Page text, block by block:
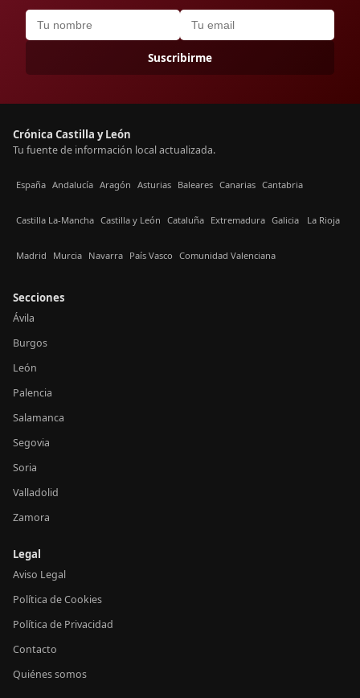
Suscribirme
Crónica Castilla y León
Tu fuente de información local actualizada.
España Andalucía Aragón Asturias Baleares Canarias Cantabria
Castilla La-Mancha Castilla y León Cataluña Extremadura Galicia La Rioja
Madrid Murcia Navarra País Vasco Comunidad Valenciana
Secciones
Ávila
Burgos
León
Palencia
Salamanca
Segovia
Soria
Valladolid
Zamora
Legal
Aviso Legal
Política de Cookies
Política de Privacidad
Contacto
Quiénes somos